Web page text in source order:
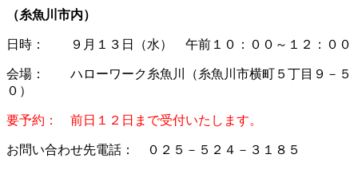
（糸魚川市内）
日時： ９月１３日（水） 午前１０：００～１２：００
会場： ハローワーク糸魚川（糸魚川市横町５丁目９－５
０）
要予約： 前日１２日まで受付いたします。
お問い合わせ先電話： ０２５－５２４－３１８５